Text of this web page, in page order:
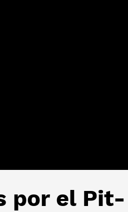
por el Pit-